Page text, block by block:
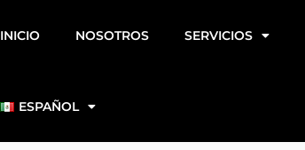
INICIO NOSOTROS SERVICIOS
ESPAÑOL